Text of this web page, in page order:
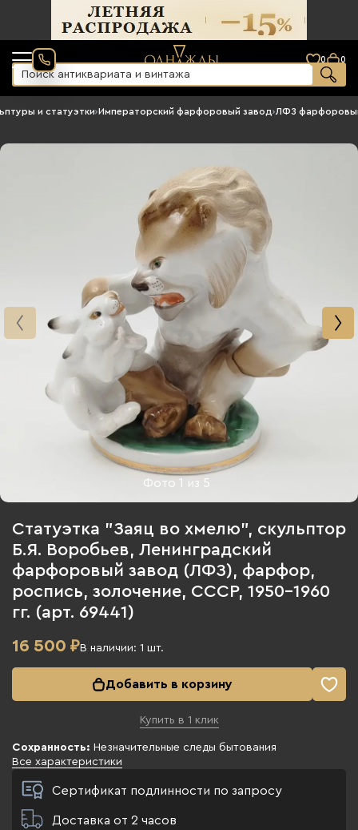
0 0
и статуэтки›Императорский фарфоровый завод›ЛФЗ
Фото1 из 5
Статуэтка "Заяц во хмелю", скульптор
Б.Я. Воробьев, Ленинградский
фарфоровый завод (ЛФЗ), фарфор,
роспись, золочение, СССР, 1950-1960
гг. (арт. 69441)
16 500 ₽В наличии: 1 шт.
Добавить в корзину
Купить в 1 клик
Сохранность: Незначительные следы бытования
Все характеристики
Сертификат подлинности по запросу
Доставка от 2 часов